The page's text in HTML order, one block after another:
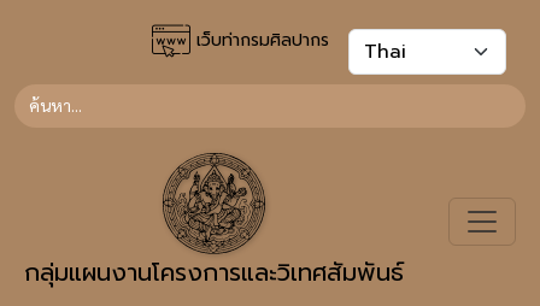
เว็บท่ากรมศิลปากร
กลุ่มแผนงานโครงการและวิเทศสัมพันธ์